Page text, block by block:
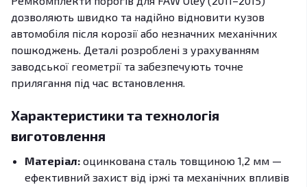
дозволяють швидко та надійно відновити кузов
автомобіля після корозії або незначних механічних
пошкоджень. Деталі розроблені з урахуванням
заводської геометрії та забезпечують точне
прилягання під час встановлення.
Характеристики та технологія
виготовлення
Матеріал: оцинкована сталь товщиною 1,2 мм —
ефективний захист від іржі та механічних впливів